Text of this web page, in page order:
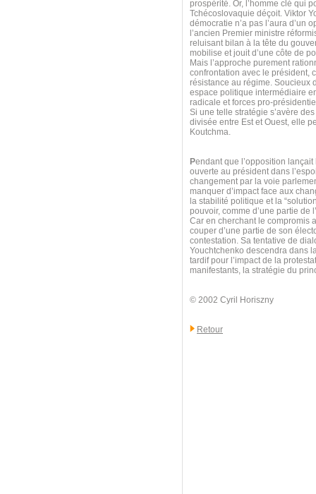
prospérité. Or, l’homme clé qui
Tchécoslovaquie déçoit. Viktor
démocratie n’a pas l’aura d’un
l’ancien Premier ministre
reluisant bilan à la tête du
mobilise et jouit d’une côte de
Mais l’approche purement
confrontation avec le président,
résistance au régime. Soucieux
espace politique intermédiaire
radicale et forces pro-
Si une telle stratégie s’avère
divisée entre Est et Ouest, elle
Koutchma.
Pendant que l’opposition
ouverte au président dans
changement par la voie
manquer d’impact face aux
la stabilité politique et la
pouvoir, comme d’une partie de
Car en cherchant le compromis
couper d’une partie de son
contestation. Sa tentative de
Youchtchenko descendra dans
tardif pour l’impact de la
manifestants, la stratégie du
© 2002 Cyril Horiszny
Retour